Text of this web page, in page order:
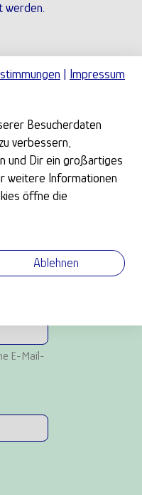
werden.
E-Mail-
Impressum
Besucherdaten
verbessern,
und Dir ein großartiges
weitere Informationen
öffne die
Ablehnen